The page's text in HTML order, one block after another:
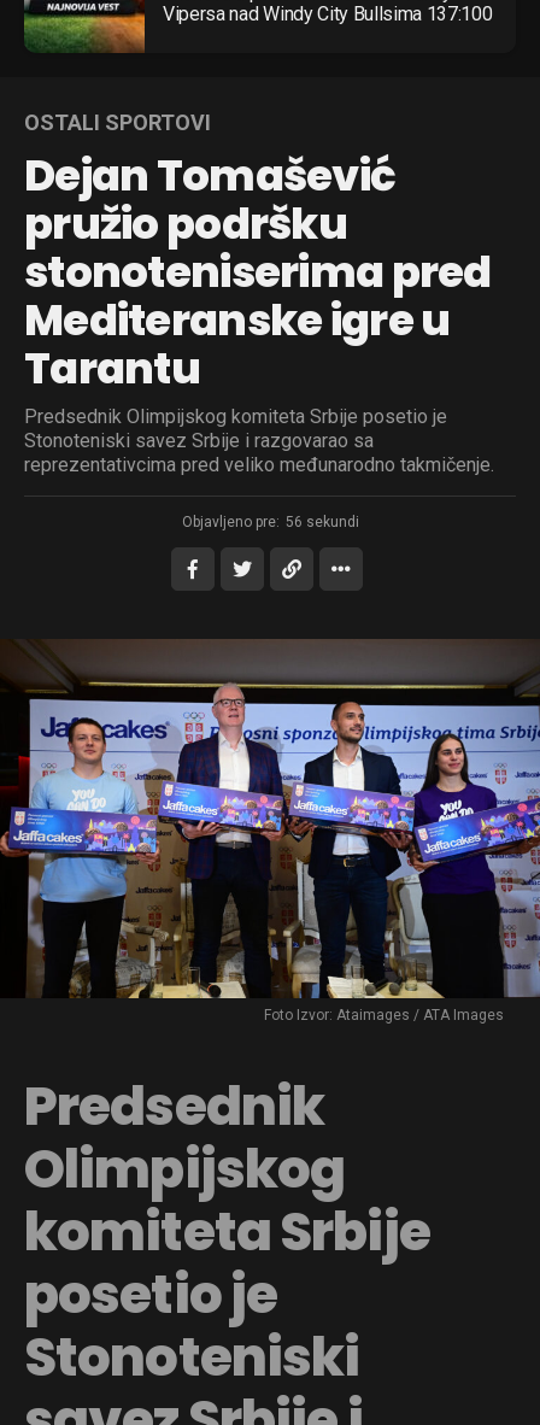
Vipersa nad Windy City Bullsima 137:100
OSTALI SPORTOVI
Dejan Tomašević
pružio podršku
stonoteniserima pred
Mediteranske igre u
Tarantu
Predsednik Olimpijskog komiteta Srbije posetio je
Stonoteniski savez Srbije i razgovarao sa
reprezentativcima pred veliko međunarodno takmičenje.
Objavljeno pre: 56 sekundi
Foto Izvor: Ataimages / ATA Images
Predsednik
Olimpijskog
komiteta Srbije
posetio je
Stonoteniski